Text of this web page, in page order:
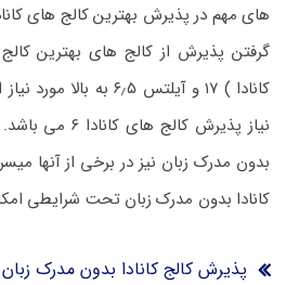
های مهم در پذیرش بهترین کالج های
گرفتن پذیرش از کالج های بهترین
کانادا ) ۱۷ و آیلتس ۶٫۵
نیاز پذیرش کالج
بدون مدرک زبان نیز در برخی از آنها
کانادا بدون مدرک زبان تحت شرایطی
پذیرش کالج کانادا بدون مدرک زبان